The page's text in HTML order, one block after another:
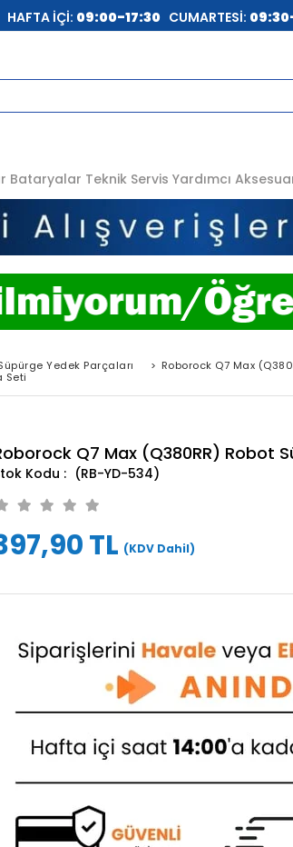
İÇİ: 09:00-17:30 CUMARTESİ:
Bataryalar Teknik Servis Yardımcı
Yedek Parçaları > Roborock Q7 Max
Seti
Q7 Max (Q380RR) Robot
(RB-YD-534)
TL (KDV Dahil)